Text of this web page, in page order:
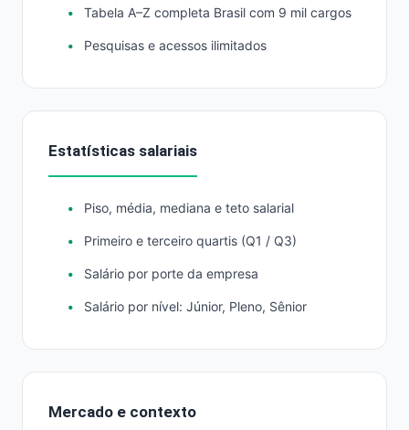
Tabela A–Z completa Brasil com 9 mil cargos
Pesquisas e acessos ilimitados
Estatísticas salariais
Piso, média, mediana e teto salarial
Primeiro e terceiro quartis (Q1 / Q3)
Salário por porte da empresa
Salário por nível: Júnior, Pleno, Sênior
Mercado e contexto